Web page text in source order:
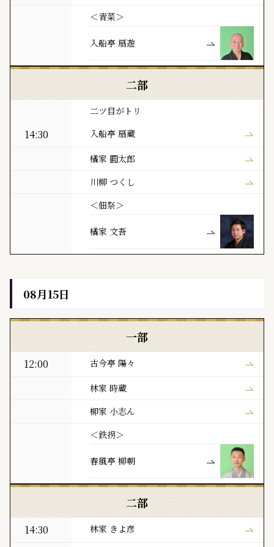
＜青菜＞
入船亭 扇遊
二部
二ツ目がトリ
14:30 入船亭 扇蔵
橘家 圓太郎
川柳 つくし
＜佃祭＞
橘家 文吾
08月15日
黒門亭 本日の寄席出演者
一部
12:00 古今亭 陽々
林家 時蔵
柳家 小志ん
＜鉄拐＞
春風亭 柳朝
二部
14:30 林家 きよ彦